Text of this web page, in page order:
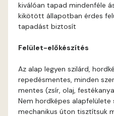
Fig-
kiválóan tapad mindenféle
kikötött állapotban érdes
tapadást biztosít
Felület-előkészítés
Az alap legyen szilárd,
repedésmentes, minden
mentes (zsír, olaj,
Nem hordképes alapfelülete
mechanikus úton tisztítsuk